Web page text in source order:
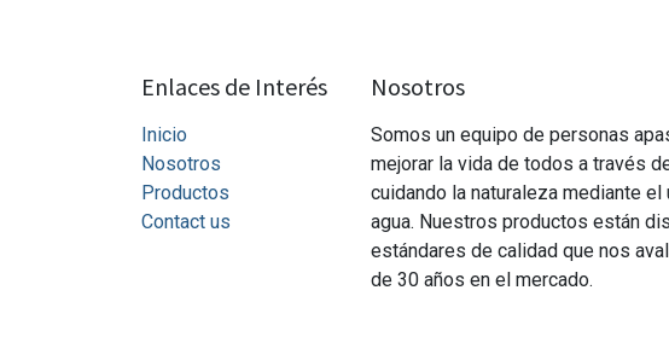
Enlaces de Interés
Inicio
Nosotros
Productos
Contact us
Nosotros
Somos un equipo de personas
mejorar la vida de todos a través
cuidando la naturaleza mediante el
agua. Nuestros productos están
estándares de calidad que nos
de 30 años en el mercado.